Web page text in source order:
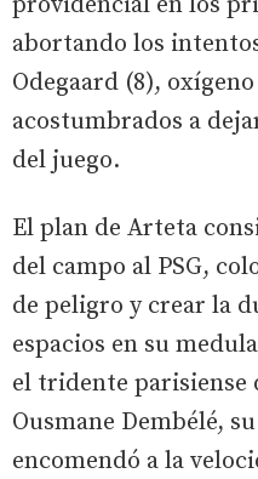
abortando los
Odegaard (8),
acostumbrados a
del juego.
El plan de Arteta
del campo al PSG,
de peligro y crear la
espacios en su
el tridente parisiense
Ousmane Dembélé,
encomendó a la